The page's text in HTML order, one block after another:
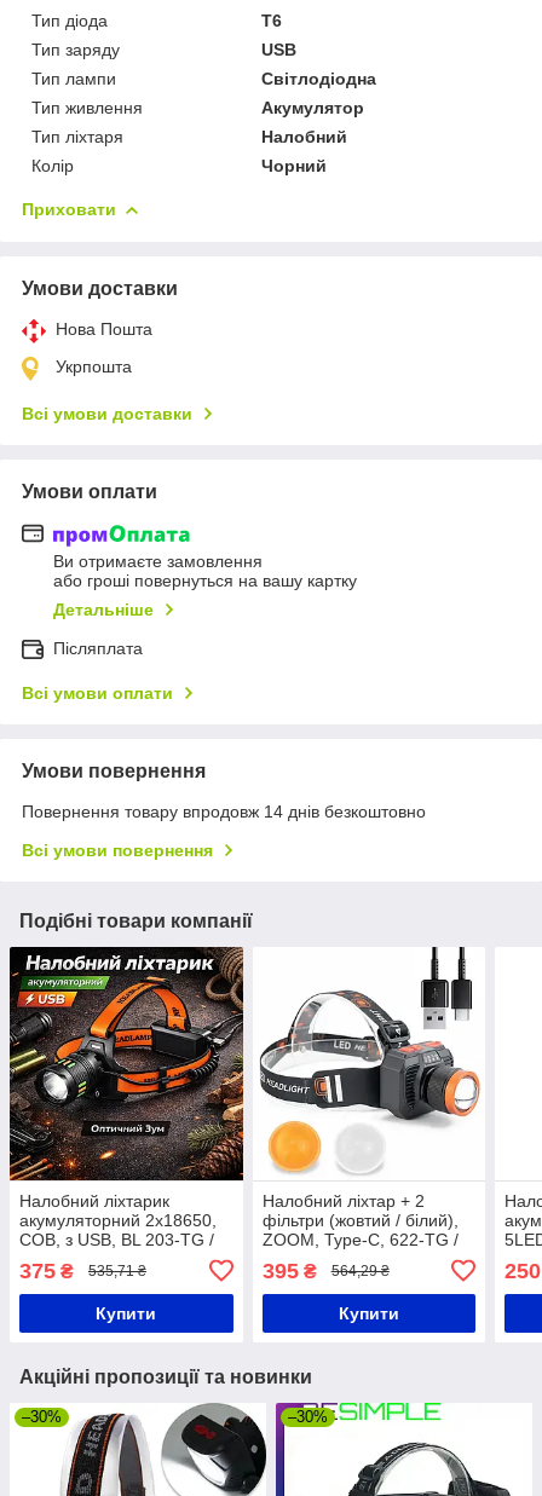
Тип діода
T6
Тип заряду
USB
Тип лампи
Світлодіодна
Тип живлення
Акумулятор
Тип ліхтаря
Налобний
Колір
Чорний
Приховати
Умови доставки
Нова Пошта
Укрпошта
Всі умови доставки
Умови оплати
Ви отримаєте замовлення
або гроші повернуться на вашу картку
Детальніше
Післяплата
Всі умови оплати
Умови повернення
Повернення товару впродовж 14 днів безкоштовно
Всі умови повернення
Подібні товари компанії
Налобний ліхтарик
акумуляторний 2x18650,
COB, з USB, BL 203-TG /
Ліхтар на голову / Ліхтарик
на лоб
375 ₴ 535,71 ₴
Купити
Налобний ліхтар + 2
фільтри (жовтий / білий),
ZOOM, Type-C, 622-TG /
Акумуляторний ліхтарик
на голову / Ліхтар на лоб
395₴ 564,29 ₴
Купити
Акційні пропозиції та новинки
–30% –30%